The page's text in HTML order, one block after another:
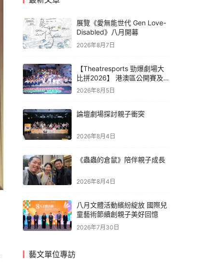
展覽《愛無能世代 Gen Love-
Disabled》八月開幕
2026年8月7日
【Theatresports 勁爆劇場大
比拼2026】 港澳區公開賽及
亞洲聯賽賽果
2026年8月5日
論壇劇場探討親子衝突
2026年8月4日
《蟲蟲的倉鼠》陪伴親子成長
2026年8月4日
八月文體活動繽紛綻放 國際兒
童藝術節續創親子美好回憶
2026年7月30日
藝文單位專訪